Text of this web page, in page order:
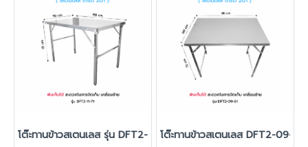
โต๊ะทานข้าวสเตนเลส รุ่น DFT2-11-71โต๊ะทานข้าวสเตนเลส DFT2-09-61